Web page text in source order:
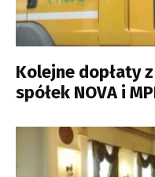
Kolejne dopłaty
spółek NOVA i